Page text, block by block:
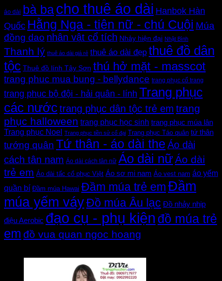
áo dài bà bacho thuê áo dài Hanbok Hàn
Quốc Hằng Nga - tiên nữ - chú Cuội Múa
đồng dao nhân vật cổ tích Nhảy hiện đại Nhật Bình
Thanh lý thuê áo dài giá rẻ thuê áo dài đẹp thuê đồ dân
tộc Thuê đồ lính Tây Sơn thú hở mặt - masscot
trang phuc mua bung - bellydance trang phục cổ trang
trang phục bộ đội - hải quân - lính Trang phục
các nướctrang phục dân tộc trẻ em trang
phục halloween trang phục học sinh trang phục múa lân
Trang phục Noel Trang phục tiền sử cổ đại Trang phục Táo quân tứ thân
tướng quân Tứ thân - áo dài the Áo dài
cách tân nam Áo dài cách tân nữ Áo dài nữÁo dài
trẻ em Áo dài tấc cổ phục Việt Áo sơ mi nam Áo vest nam áo yếm
quần bí Đầm múa Hawai Đầm múa trẻ emĐầm
múa yếm váyĐồ múa Âu lạc Đồ nhảy nhịp
điệu Aerobic đạo cụ - phụ kiện đồ múa trẻ
em đồ vua quan ngoc hoang